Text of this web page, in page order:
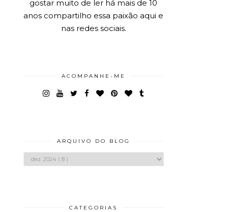
gostar muito de ler há mais de 10
anos compartilho essa paixão aqui e
nas redes sociais.
ACOMPANHE-ME
ARQUIVO DO BLOG
CATEGORIAS